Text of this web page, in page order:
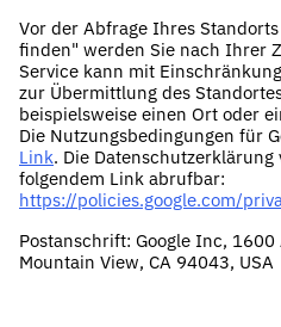
Vor der Abfrage Ihres
finden" werden Sie nach Ihrer
Service kann mit
zur Übermittlung des
beispielsweise einen Ort oder
Die Nutzungsbedingungen für
Link. Die Datenschutzerklärung
folgendem Link abrufbar:
https://policies.google.com/
Postanschrift: Google Inc,
Mountain View, CA 94043, USA